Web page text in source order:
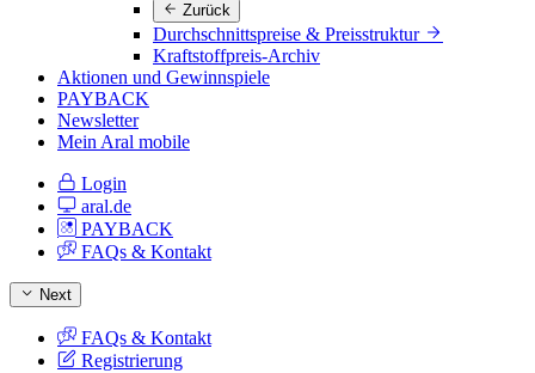
Zurück
Durchschnittspreise & Preisstruktur
Kraftstoffpreis-Archiv
Aktionen und Gewinnspiele
PAYBACK
Newsletter
Mein Aral mobile
Login
aral.de
PAYBACK
FAQs & Kontakt
Next
FAQs & Kontakt
Registrierung